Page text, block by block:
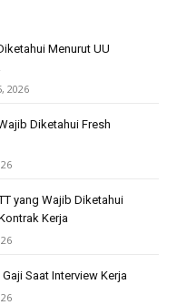
Menurut UU
2026
Diketahui Fresh
yang Wajib Diketahui
Kerja
Saat Interview Kerja